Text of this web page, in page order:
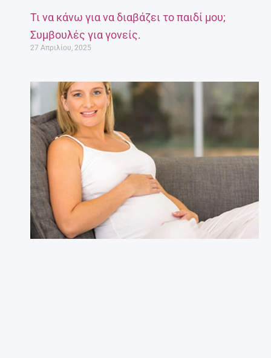
Τι να κάνω για να διαβάζει το παιδί μου;
Συμβουλές για γονείς.
27 Απριλίου, 2025